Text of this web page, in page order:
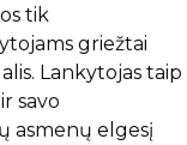
tik
griežtai
Lankytojas taip
savo
asmenų elgesį